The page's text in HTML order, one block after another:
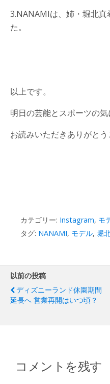
3.NANAMIは、姉・堀北真
た。
以上です。
明日の芸能とスポーツの気
お読みいただきありがとう
カテゴリー: Instagram, モ
タグ: NANAMI, モデル, 堀
以前の投稿
ディズニーランド休園期間
延長へ 営業再開はいつ頃？
コメントを残す